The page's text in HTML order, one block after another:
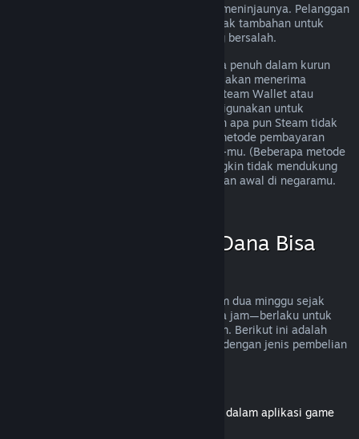
mengirimkan permintaan dan kami akan meninjaunya. Pelanggan
di beberapa wilayah memiliki beberapa hak tambahan untuk
pengembalian dana jika pihak game yang bersalah.
Kamu akan menerima pengembalian dana penuh dalam kurun
waktu satu minggu sejak disetujui. Kamu akan menerima
pengembalian dana dalam bentuk dana Steam Wallet atau
melalui metode pembayaran awal yang digunakan untuk
melakukan pembelian. Jika karena alasan apa pun Steam tidak
bisa melakukan pengembalian dana via metode pembayaran
awal, dana akan dikirim ke Steam Wallet-mu. (Beberapa metode
pembayaran yang tersedia di Steam mungkin tidak mendukung
pengembalian dana ke metode pembayaran awal di negaramu.
Kapan Pengembalian Dana Bisa
Pengembalian dana bisa diterapkan dalam dua minggu sejak
pembelian dan dimainkan kurang dari dua jam—berlaku untuk
aplikasi game dan software di Toko Steam. Berikut ini adalah
ringkasan cara kerja pengembalian dana dengan jenis pembelian
(konten Toko Steam yang bisa digunakan dalam aplikasi game